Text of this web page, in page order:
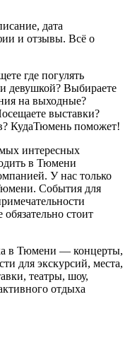
дата
и отзывы. Всё о
где погулять
девушкой? Выбираете
на выходные?
выставки?
КудаТюмень поможет!
интересных
в Тюмени
У нас только
События для
стоит
в Тюмени — концерты,
для экскурсий, места,
театры, шоу,
отдыха